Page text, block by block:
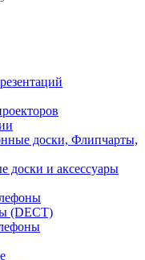
доски, Флипчарты,
доски и аксессуары
(DECT)